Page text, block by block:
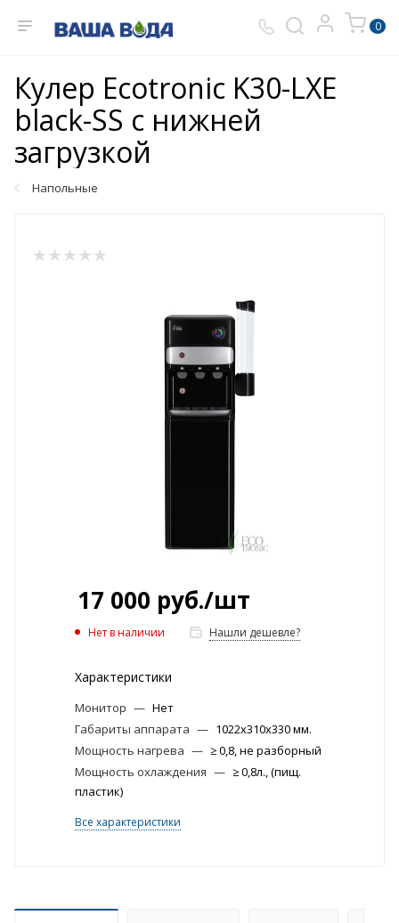
0
Кулер Ecotronic K30-LXE
black-SS с нижней
загрузкой
Напольные
17 000 руб./шт
Нет в наличии Нашли дешевле?
Характеристики
Монитор — Нет
Габариты аппарата — 1022x310x330 мм.
Мощность нагрева — ≥ 0,8, не разборный
Мощность охлаждения — ≥ 0,8л., (пищ.
пластик)
Все характеристики